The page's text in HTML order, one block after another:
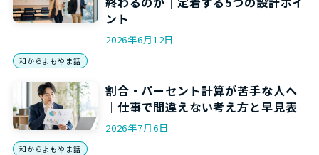
ント
2026年6月12日
和からよもやま話
割合・パーセント計算が苦手な人へ
｜仕事で間違えない考え方と早見表
2026年7月6日
和からよもやま話